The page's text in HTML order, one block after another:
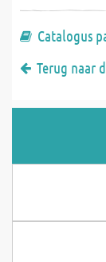
Catalogus
Terug naar